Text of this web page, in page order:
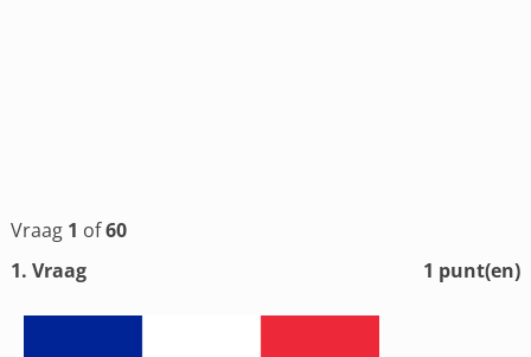
Vraag 1 of60
1. Vraag 1 punt(en)